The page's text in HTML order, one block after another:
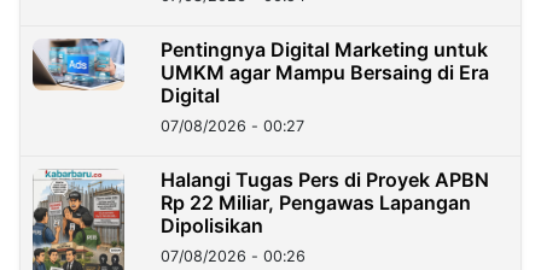
Pentingnya Digital Marketing untuk
UMKM agar Mampu Bersaing di Era
Digital
07/08/2026 - 00:27
Halangi Tugas Pers di Proyek APBN
Rp 22 Miliar, Pengawas Lapangan
Dipolisikan
07/08/2026 - 00:26